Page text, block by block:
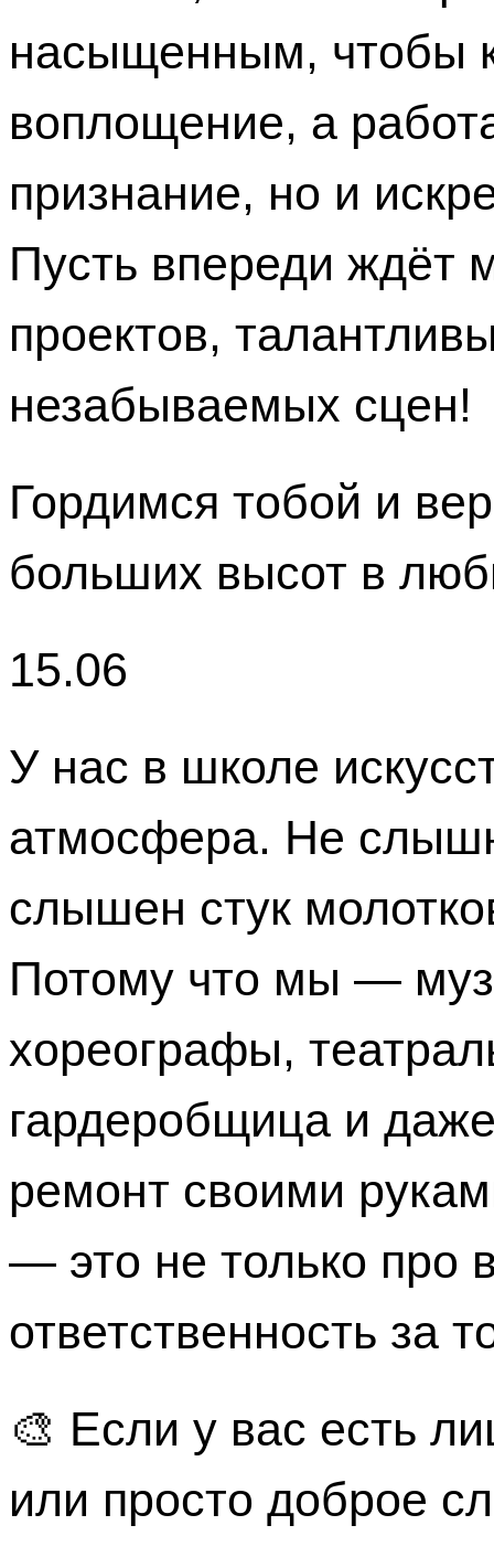
насыщенным, чтобы
воплощение, а
признание, но и
Пусть впереди ждёт
проектов,
незабываемых сцен!
Гордимся тобой и
больших высот в
15.06
У нас в школе
атмосфера. Не
слышен стук
Потому что мы —
хореографы,
гардеробщица и
ремонт своими
— это не только про
ответственность за
🎨 Если у вас есть
или просто доброе